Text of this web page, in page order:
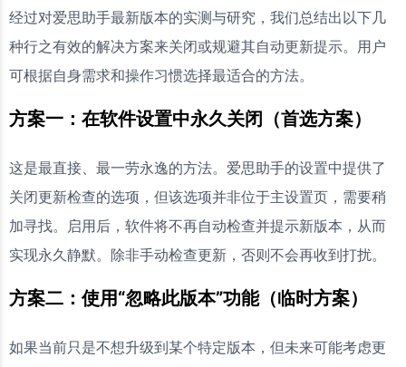
经过对爱思助手最新版本的实测与研究，我们总结出以下几
种行之有效的解决方案来关闭或规避其自动更新提示。用户
可根据自身需求和操作习惯选择最适合的方法。
方案一：在软件设置中永久关闭（首选方案）
这是最直接、最一劳永逸的方法。爱思助手的设置中提供了
关闭更新检查的选项，但该选项并非位于主设置页，需要稍
加寻找。启用后，软件将不再自动检查并提示新版本，从而
实现永久静默。除非手动检查更新，否则不会再收到打扰。
方案二：使用“忽略此版本”功能（临时方案）
如果当前只是不想升级到某个特定版本，但未来可能考虑更